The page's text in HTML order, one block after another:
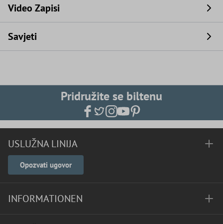
Video Zapisi
Savjeti
Pridružite se biltenu
USLUŽNA LINIJA
Opozvati ugovor
INFORMATIONEN